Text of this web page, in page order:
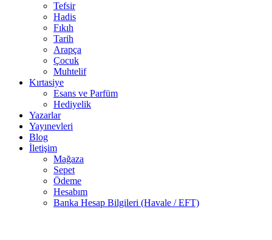
Tefsir
Hadis
Fıkıh
Tarih
Arapça
Çocuk
Muhtelif
Kırtasiye
Esans ve Parfüm
Hediyelik
Yazarlar
Yayınevleri
Blog
İletişim
Mağaza
Sepet
Ödeme
Hesabım
Banka Hesap Bilgileri (Havale / EFT)